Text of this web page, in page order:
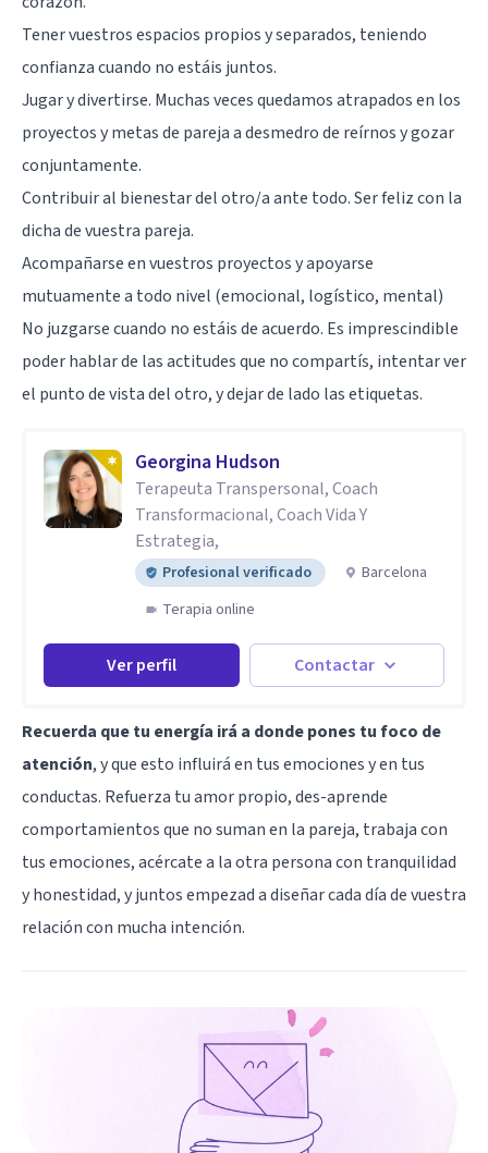
Tener vuestros espacios propios y separados, teniendo
confianza cuando no estáis juntos.
Jugar y divertirse. Muchas veces quedamos atrapados en los
proyectos y metas de pareja a desmedro de reírnos y gozar
conjuntamente.
Contribuir al bienestar del otro/a ante todo. Ser feliz con la
dicha de vuestra pareja.
Acompañarse en vuestros proyectos y apoyarse
mutuamente a todo nivel (emocional, logístico, mental)
No juzgarse cuando no estáis de acuerdo. Es imprescindible
poder hablar de las actitudes que no compartís, intentar ver
el punto de vista del otro, y dejar de lado las etiquetas.
Georgina Hudson
Terapeuta Transpersonal, Coach
Transformacional, Coach Vida Y
Estrategia,
Profesional verificado
Barcelona
Terapia online
Ver perfil Contactar
Recuerda que tu energía irá a donde pones tu foco de
atención, y que esto influirá en tus emociones y en tus
conductas. Refuerza tu amor propio, des-aprende
comportamientos que no suman en la pareja, trabaja con
tus emociones, acércate a la otra persona con tranquilidad
y honestidad, y juntos empezad a diseñar cada día de vuestra
relación con mucha intención.